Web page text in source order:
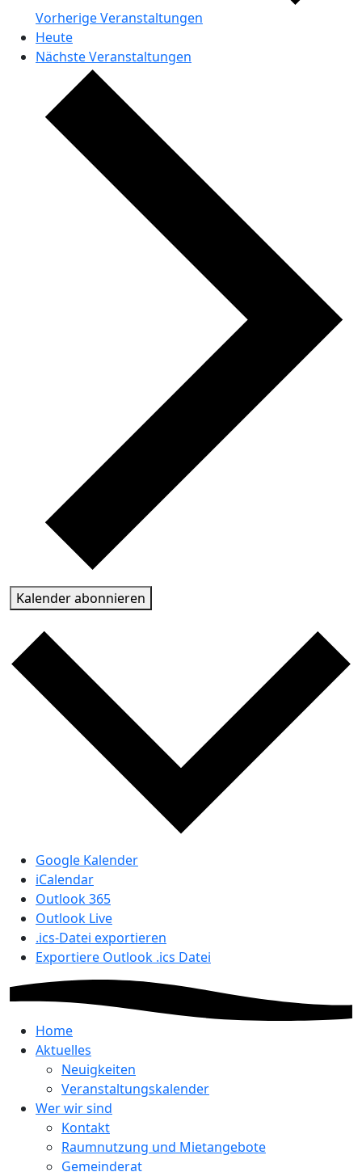
VorherigeVeranstaltungen
Heute
NächsteVeranstaltungen
Kalender abonnieren
Google Kalender
iCalendar
Outlook 365
Outlook Live
.ics-Datei exportieren
Exportiere Outlook .ics Datei
Home
Aktuelles
Neuigkeiten
Veranstaltungskalender
Wer wir sind
Kontakt
Raumnutzung und Mietangebote
Gemeinderat